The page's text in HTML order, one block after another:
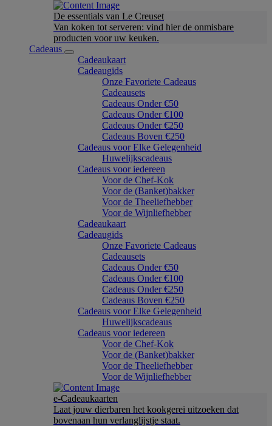
De essentials van Le Creuset
Van koken tot serveren: vind hier de onmisbare
producten voor uw keuken.
Cadeaus
Cadeaukaart
Cadeaugids
Onze Favoriete Cadeaus
Cadeausets
Cadeaus Onder €50
Cadeaus Onder €100
Cadeaus Onder €250
Cadeaus Boven €250
Cadeaus voor Elke Gelegenheid
Huwelijkscadeaus
Cadeaus voor iedereen
Voor de Chef-Kok
Voor de (Banket)bakker
Voor de Theeliefhebber
Voor de Wijnliefhebber
Cadeaukaart
Cadeaugids
Onze Favoriete Cadeaus
Cadeausets
Cadeaus Onder €50
Cadeaus Onder €100
Cadeaus Onder €250
Cadeaus Boven €250
Cadeaus voor Elke Gelegenheid
Huwelijkscadeaus
Cadeaus voor iedereen
Voor de Chef-Kok
Voor de (Banket)bakker
Voor de Theeliefhebber
Voor de Wijnliefhebber
e-Cadeaukaarten
Laat jouw dierbaren het kookgerei uitzoeken dat
bovenaan hun verlanglijstje staat.